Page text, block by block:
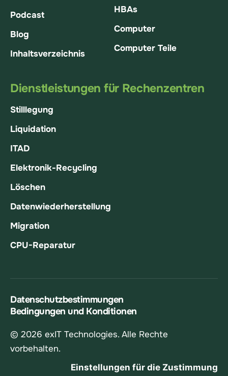
Podcast
Blog
Inhaltsverzeichnis
HBAs
Computer
Computer Teile
Dienstleistungen für Rechenzentren
Stilllegung
Liquidation
ITAD
Elektronik-Recycling
Löschen
Datenwiederherstellung
Migration
CPU-Reparatur
© 2026 exIT Technologies. Alle Rechte
vorbehalten.
Datenschutzbestimmungen
Bedingungen und Konditionen
Einstellungen für die Zustimmung